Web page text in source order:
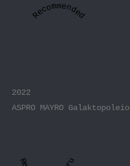
Recommended
2022
ASPRO MAYRO Galaktopoleio